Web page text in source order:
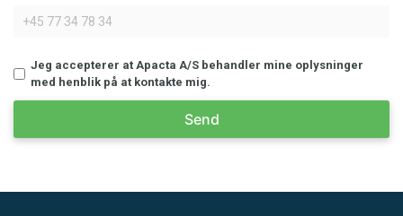
Jeg accepterer at Apacta A/S behandler mine oplysninger
med henblik på at kontakte mig.
Send